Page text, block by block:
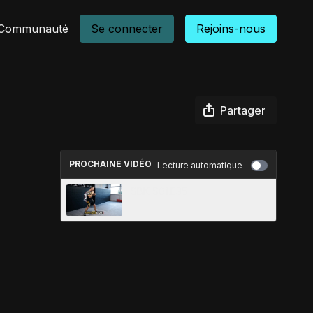
Se connecter Rejoins-nous
Partager
PROCHAINE VIDÉO Lecture automatique